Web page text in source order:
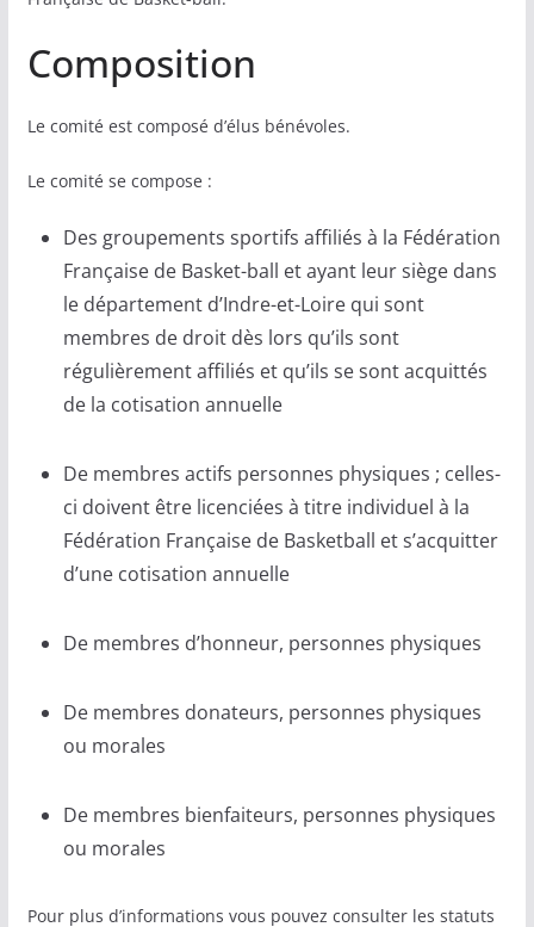
Composition
Le comité est composé d’élus bénévoles.
Le comité se compose :
Des groupements sportifs affiliés à la Fédération
Française de Basket-ball et ayant leur siège dans
le département d’Indre-et-Loire qui sont
membres de droit dès lors qu’ils sont
régulièrement affiliés et qu’ils se sont acquittés
de la cotisation annuelle
De membres actifs personnes physiques ; celles-
ci doivent être licenciées à titre individuel à la
Fédération Française de Basketball et s’acquitter
d’une cotisation annuelle
De membres d’honneur, personnes physiques
De membres donateurs, personnes physiques
ou morales
De membres bienfaiteurs, personnes physiques
ou morales
Pour plus d’informations vous pouvez consulter les statuts